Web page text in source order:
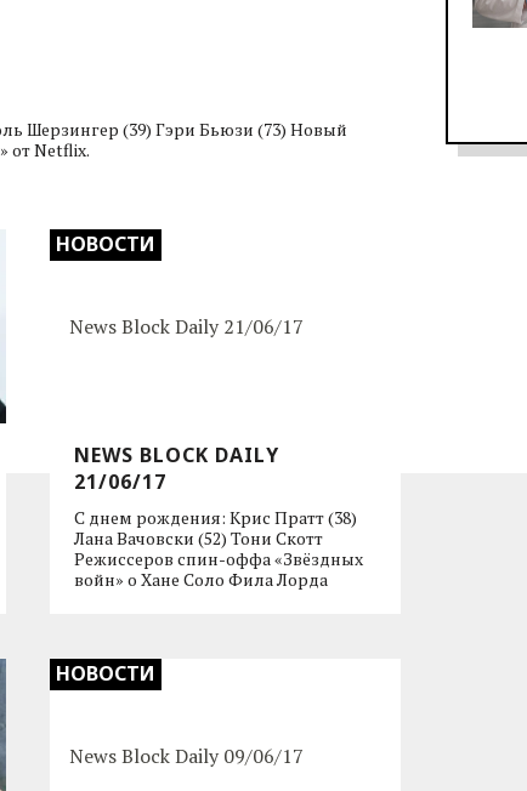
Шерзингер (39) Гэри Бьюзи (73) Новый
от Netflix.
НОВОСТИ
NEWS BLOCK DAILY
21/06/17
С днем рождения: Крис Пратт (38)
Лана Вачовски (52) Тони Скотт
Режиссеров спин-оффа «Звёздных
войн» о Хане Соло Фила Лорда
НОВОСТИ